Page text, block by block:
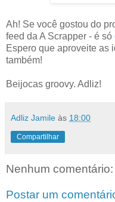
Ah! Se você gostou do
feed da A Scrapper - é só
Espero que aproveite as
também!
Beijocas groovy. Adliz!
Adliz Jamile às 18:00
Compartilhar
Nenhum comentário:
Postar um